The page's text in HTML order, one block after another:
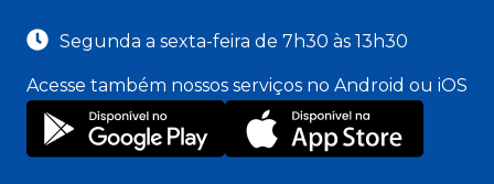
Segunda a sexta-feira de 7h30 às 13h30
Acesse também nossos serviços no Android ou iOS